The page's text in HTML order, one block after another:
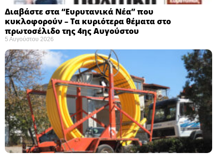
Διαβάστε στα “Ευρυτανικά Νέα” που
κυκλοφορούν – Τα κυριότερα θέματα στο
πρωτοσέλιδο της 4ης Αυγούστου
5 Αυγούστου 2026